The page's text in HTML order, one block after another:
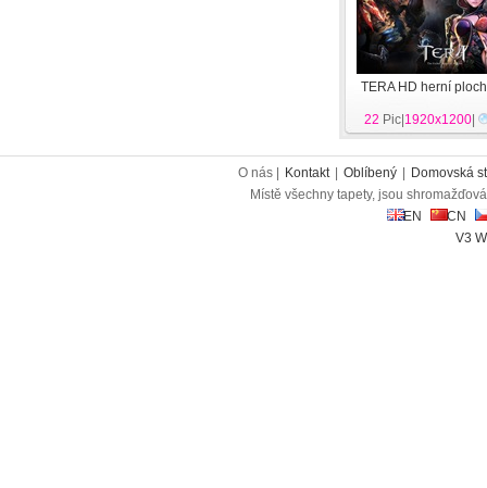
TERA HD herní
22 Pic| 1920x1200
O nás | Kontakt Oblíbený
Domovská
Místě všechny tapety, jsou
EN
CN
V3